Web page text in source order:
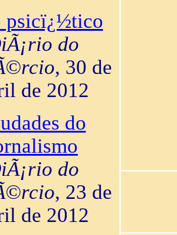
psicï¿½tico
do
, 30 de
de 2012
do
do
, 23 de
de 2012